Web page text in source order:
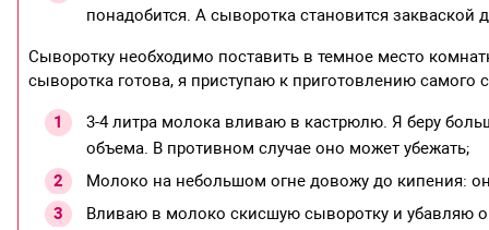
понадобится. А сыворотка становится закваской
Сыворотку необходимо поставить в темное место
сыворотка готова, я приступаю к приготовлению самого
3-4 литра молока вливаю в кастрюлю. Я беру
объема. В противном случае оно может убежать;
Молоко на небольшом огне довожу до кипения:
Вливаю в молоко скисшую сыворотку и убавляю